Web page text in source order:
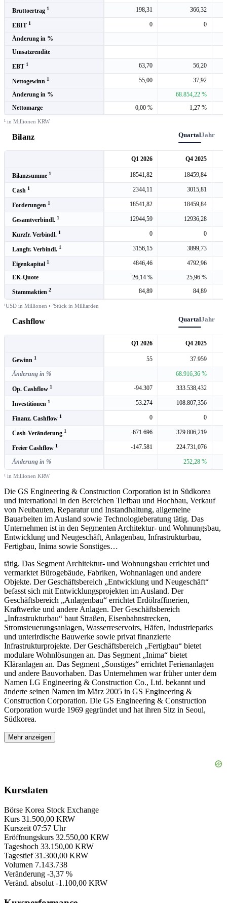
Bruttoertrag 1 198,31 366,32
EBIT 1 0
0
Änderung in %
Umsatzrendite
EBT 1 63,70 56,20
Nettogewinn 1 55,00
37,92
Änderung in %
68.854,22 %
Nettomarge
0,00 % 1,27 %
¹ in Millionen KRW
Bilanz QuartalJahr
Q1 2026 Q4 2025
Bilanzsumme 1 18541,82 18459,84
Cash 1 2344,11 3015,81
Forderungen 1 18541,82 18459,84
Gesamtverbindl. 1 12944,59 12936,28
Kurzfr. Verbindl. 1 0 0
Langfr. Verbindl. 1 3156,15 3899,73
Eigenkapital 1 4846,46
4792,96
EK-Quote
26,14 % 25,96 %
Stammaktien 2 84,89 84,89
¹USD in Millionen • ²Stück in Milliarden
Cashflow QuartalJahr
Q1 2026 Q4 2025
Gewinn 1 55 37.959
Änderung in % 68.916,36 %
Op. Cashflow 1 -94.307 333.538,432
Investitionen 1 53.274 108.807,356
Finanz. Cashflow 1 0 0
Cash-Veränderung 1 -671.696 379.806,219
Freier Cashflow 1 -147.581 224.731,076
Änderung in % 252,28 %
¹ in Millionen KRW
Die GS Engineering & Construction Corporation ist in Südkorea
und international in den Bereichen Tiefbau und Hochbau, Verkauf
von Neubauten, Reparatur und Instandhaltung, allgemeine
Bauarbeiten im Ausland sowie Technologieberatung tätig. Das
Unternehmen ist in den Segmenten Architektur- und Wohnungsbau,
Entwicklung und Neugeschäft, Anlagenbau, Infrastrukturbau,
Fertigbau, Inima sowie Sonstiges…
tätig. Das Segment Architektur- und Wohnungsbau errichtet und
vermarktet Bürogebäude, Fabriken, Wohnanlagen und andere
Objekte. Der Geschäftsbereich „Entwicklung und Neugeschäft“
befasst sich mit Entwicklungsprojekten im Ausland. Der
Geschäftsbereich „Anlagenbau“ errichtet Erdölraffinerien,
Kraftwerke und andere Anlagen. Der Geschäftsbereich
„Infrastrukturbau“ baut Straßen, Eisenbahnstrecken,
Stromsteuerungsanlagen, Wasserreservoirs, Häfen, Industrieparks
und unterirdische Bauwerke sowie privat finanzierte
Infrastrukturprojekte. Der Geschäftsbereich „Fertigbau“ bietet
modulare Wohnlösungen an. Das Segment „Inima“ bietet
Kläranlagen an. Das Segment „Sonstiges“ errichtet Ferienanlagen
und andere Bauvorhaben. Das Unternehmen war früher unter dem
Namen LG Engineering & Construction Co., Ltd. bekannt und
änderte seinen Namen im März 2005 in GS Engineering &
Construction Corporation. Die GS Engineering & Construction
Corporation wurde 1969 gegründet und hat ihren Sitz in Seoul,
Südkorea.
Mehr anzeigen
Kursdaten
Börse Korea Stock Exchange
Kurs 31.500,00 KRW
Kurszeit 07:57 Uhr
Eröffnungskurs 32.550,00 KRW
Tageshoch 33.150,00 KRW
Tagestief 31.300,00 KRW
Volumen 7.143.738
Veränderung -3,37 %
Veränd. absolut -1.100,00 KRW